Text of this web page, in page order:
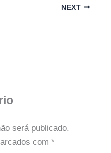
NEXT
será publicado.
com *